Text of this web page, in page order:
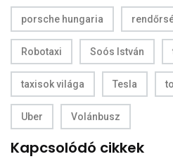
porsche hungaria
Robotaxi Soós István
taxisok világa Tesla
Uber Volánbusz
Kapcsolódó cikkek